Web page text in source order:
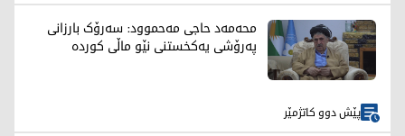
محەمەد حاجی مەحموود: سەرۆک بارزانی
پەرۆشی یەکخستنی نێو ماڵی کوردە
پێش دوو کاتژمێر